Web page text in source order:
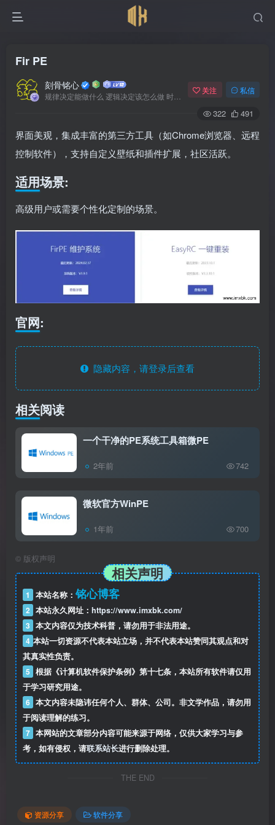
Fir PE
刻骨铭心 关注 私信
322 491
界面美观，集成丰富的第三方工具（如Chrome浏览器、远程
控制软件），支持自定义壁纸和插件扩展，社区活跃。
适用场景:
高级用户或需要个性化定制的场景。
官网:
隐藏内容，请登录后查看
相关阅读
一个干净的PE系统工具箱微PE
2年前 742
微软官方WinPE
1年前 700
© 版权声明
相关声明
1 本站名称：铭心博客
2 本站永久网址： https://www.imxbk.com/
3 本文内容仅为技术科普，请勿用于非法用途。
4 本站一切资源不代表本站立场，并不代表本站赞同其观点和对
其真实性负责。
5 根据《计算机软件保护条例》第十七条，本站所有软件请仅用
于学习研究用途。
6 本文内容未隐讳任何个人、群体、公司。非文学作品，请勿用
于阅读理解的练习。
7 本网站的文章部分内容可能来源于网络，仅供大家学习与参
考，如有侵权，请联系站长进行删除处理。
THE END
资源分享 软件分享